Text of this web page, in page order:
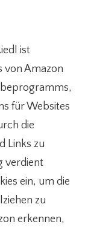
ist
von Amazon
für Websites
die
Links zu
verdient
ein, um die
zu
erkennen,